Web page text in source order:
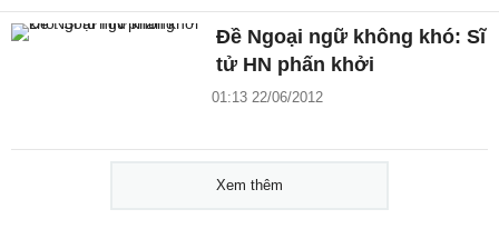
Đề Ngoại ngữ không khó: Sĩ
tử HN phấn khởi
01:13 22/06/2012
Xem thêm